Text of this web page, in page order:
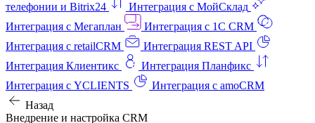
телефонии и Bitrix24
Интеграция с МойСклад
Интеграция с Мегаплан
Интеграция с 1C CRM
Интеграция с retailCRM
Интеграция REST API
Интеграция Клиентикс
Интеграция Планфикс
Интеграция с YCLIENTS
Интеграция с amoCRM
Назад
Внедрение и настройка CRM